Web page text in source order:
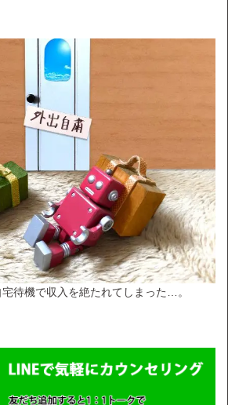
待機で収入を絶たれてしまった…。